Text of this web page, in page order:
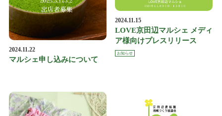
2024.11.22
マルシェ申し込みについて
2024.11.15
LOVE京田辺マルシェ メディ
ア様向けプレスリリース
お知らせ